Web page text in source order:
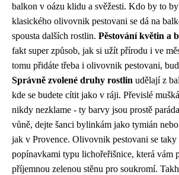
balkon v oázu klidu a svěžesti. Kdo by to
klasického olivovnik pestovani se dá na
spousta dalších rostlin. Pěstování květin a
fakt super způsob, jak si užít přírodu i ve
tomu přidáte třeba i olivovnik pestovani,
Správně zvolené druhy rostlin udělají z
kde se budete cítit jako v ráji. Převislé
nikdy nezklame - ty barvy jsou prostě
vůně, dejte šanci bylinkám jako tymián
jak v Provence. Olivovnik pestovani se taky
popínavkami typu lichořeřišnice, která vám
příjemnou zelenou stěnu pro soukromí.